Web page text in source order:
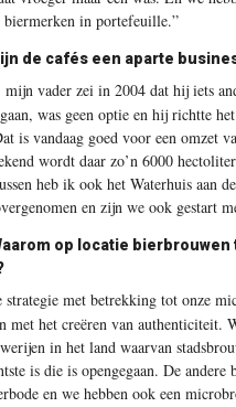
biermerken in portefeuille.”
de cafés een aparte
vader zei in 2004 dat hij iets
was geen optie en hij richtte
is vandaag goed voor een omzet
wordt daar zo’n 6000
heb ik ook het Waterhuis aan
en zijn we ook gestart
op locatie
strategie met betrekking tot onze
met het creëren van authenticiteit.
in het land waarvan
is die is opengegaan. De
en we hebben ook een